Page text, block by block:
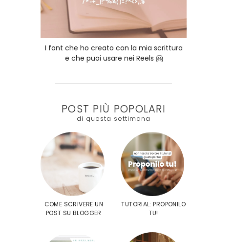
I font che ho creato con la mia scrittura
e che puoi usare nei Reels 🤗
POST PIÙ POPOLARI
di questa settimana
COME SCRIVERE UN
POST SU BLOGGER
TUTORIAL: PROPONILO
TU!